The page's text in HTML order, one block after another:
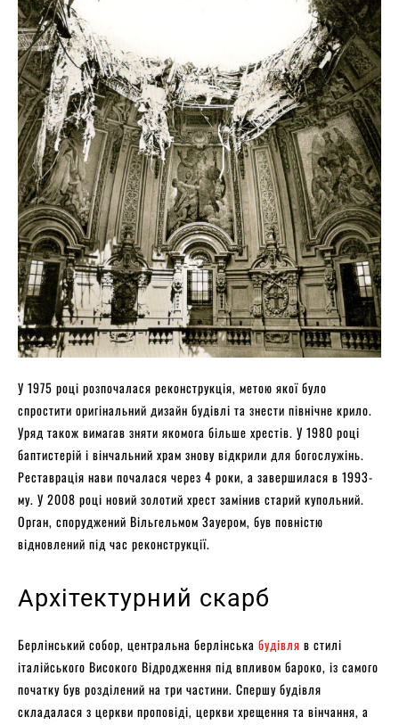
У 1975 році розпочалася реконструкція, метою якої було
спростити оригінальний дизайн будівлі та знести північне крило.
Уряд також вимагав зняти якомога більше хрестів. У 1980 році
баптистерій і вінчальний храм знову відкрили для богослужінь.
Реставрація нави почалася через 4 роки, а завершилася в 1993-
му. У 2008 році новий золотий хрест замінив старий купольний.
Орган, споруджений Вільгельмом Зауером, був повністю
відновлений під час реконструкції.
Архітектурний скарб
Берлінський собор, центральна берлінська будівля в стилі
італійського Високого Відродження під впливом бароко, із самого
початку був розділений на три частини. Спершу будівля
складалася з церкви проповіді, церкви хрещення та вінчання, а